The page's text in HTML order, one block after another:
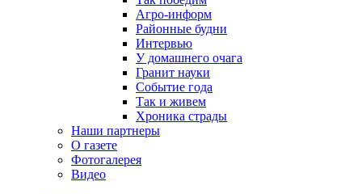
Агро-информ
Районные будни
Интервью
У домашнего очага
Гранит науки
Событие года
Так и живем
Хроника страды
Наши партнеры
О газете
Фотогалерея
Видео